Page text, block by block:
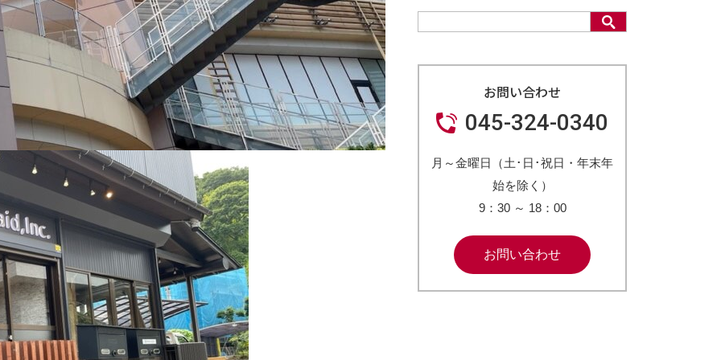
9：30～18：00
お問い合わせ
045-324-0340
月～金曜日（土･日･祝日・年末年
始を除く）
9：30～ 18：00
お問い合わせ